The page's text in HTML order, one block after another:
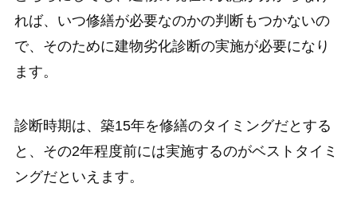
れば、いつ修繕が必要なのかの判断もつかないの
で、そのために建物劣化診断の実施が必要になり
ます。
診断時期は、築15年を修繕のタイミングだとする
と、その2年程度前には実施するのがベストタイミ
ングだといえます。